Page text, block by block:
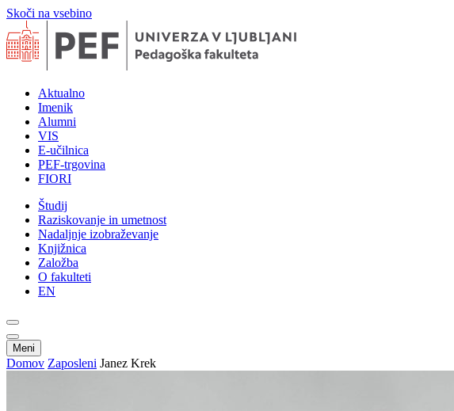
Skoči na vsebino
Aktualno
Imenik
Alumni
VIS
E-učilnica
PEF-trgovina
FIORI
Študij
Raziskovanje in umetnost
Nadaljnje izobraževanje
Knjižnica
Založba
O fakulteti
EN
Meni
Domov Zaposleni Janez Krek